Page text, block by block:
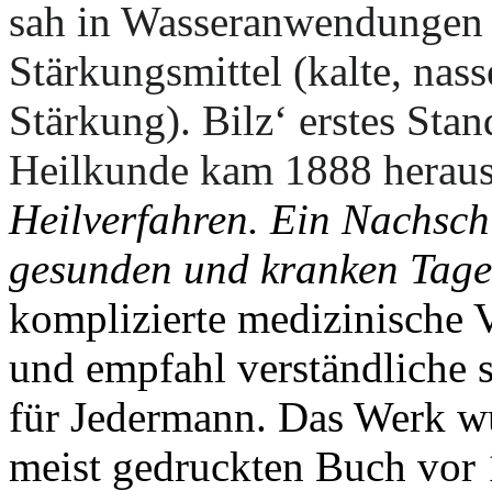
sah in
Stärkungsmittel (kalte,
Stärkung). Bilz‘ erstes
Heilkunde kam 1888
Heilverfahren. Ein
gesunden und kranken
komplizierte medizinische
und empfahl verständliche
für Jedermann. Das Werk
meist gedruckten Buch vor